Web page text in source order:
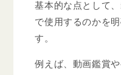
基本的な点として
で使用するのかを
す。
例えば、動画鑑賞